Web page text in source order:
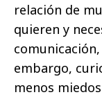
relación de
quieren y
embargo,
menos